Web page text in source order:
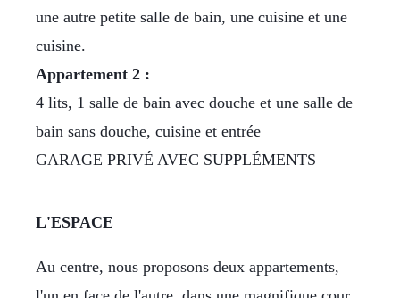
une autre petite salle de bain, une cuisine et une
cuisine.
Appartement 2 :
4 lits, 1 salle de bain avec douche et une salle de
bain sans douche, cuisine et entrée
GARAGE PRIVÉ AVEC SUPPLÉMENTS
L'ESPACE
Au centre, nous proposons deux appartements,